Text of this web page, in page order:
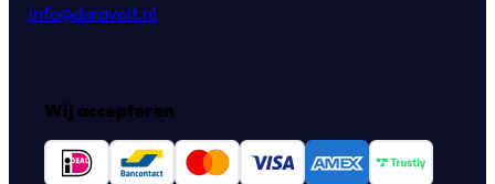
info@duravolt.nl
Wij accepteren